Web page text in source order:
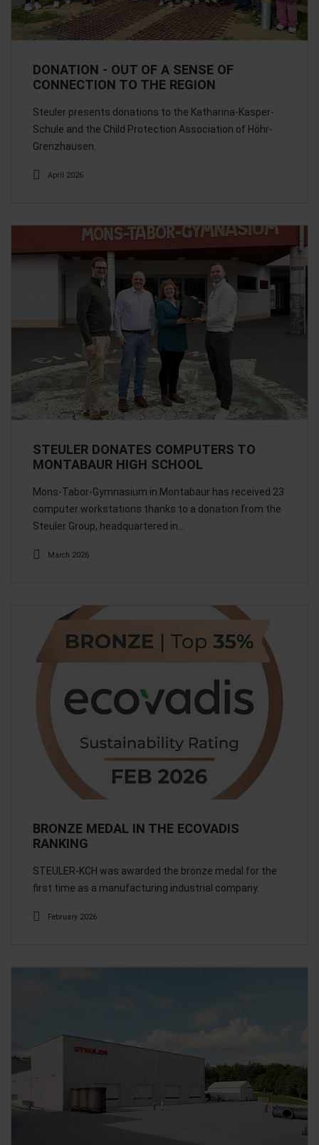
DONATION - OUT OF A SENSE OF
CONNECTION TO THE REGION
Steuler presents donations to the Katharina-Kasper-
Schule and the Child Protection Association of Höhr-
Grenzhausen.
April 2026
STEULER DONATES COMPUTERS TO
MONTABAUR HIGH SCHOOL
Mons-Tabor-Gymnasium in Montabaur has received 23
computer workstations thanks to a donation from the
Steuler Group, headquartered in…
March 2026
BRONZE MEDAL IN THE ECOVADIS
RANKING
STEULER-KCH was awarded the bronze medal for the
first time as a manufacturing industrial company.
February 2026